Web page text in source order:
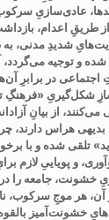
عادی‌سازیِ
طریقِ اعدام،
شدیدِ مدنی،
و توجیه می‌گردد،
اجتماعی در برابرِ
شکل‌گیریِ
از بیانِ
هراس دارند،
تلقی شده و با
و پویاییِ لازم
خشونت، جامعه
هر موجِ سرکوب،
خشونت‌آمیز